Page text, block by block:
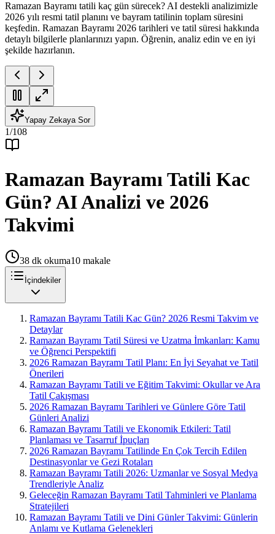
Ramazan Bayramı tatili kaç gün sürecek? AI destekli analizimizle
2026 yılı resmi tatil planını ve bayram tatilinin toplam süresini
keşfedin. Ramazan Bayramı 2026 tarihleri ve tatil süresi hakkında
detaylı bilgilerle planlarınızı yapın. Öğrenin, analiz edin ve en iyi
şekilde hazırlanın.
Yapay Zekaya Sor
1/108
Ramazan Bayramı Tatili Kac
Gün? AI Analizi ve 2026
Takvimi
38 dk okuma10 makale
İçindekiler
Ramazan Bayramı Tatili Kac Gün? 2026 Resmi Takvim ve
Detaylar
Ramazan Bayramı Tatil Süresi ve Uzatma İmkanları: Kamu
ve Öğrenci Perspektifi
2026 Ramazan Bayramı Tatil Planı: En İyi Seyahat ve Tatil
Önerileri
Ramazan Bayramı Tatili ve Eğitim Takvimi: Okullar ve Ara
Tatil Çakışması
2026 Ramazan Bayramı Tarihleri ve Günlere Göre Tatil
Günleri Analizi
Ramazan Bayramı Tatili ve Ekonomik Etkileri: Tatil
Planlaması ve Tasarruf İpuçları
2026 Ramazan Bayramı Tatilinde En Çok Tercih Edilen
Destinasyonlar ve Gezi Rotaları
Ramazan Bayramı Tatili 2026: Uzmanlar ve Sosyal Medya
Trendleriyle Analiz
Geleceğin Ramazan Bayramı Tatil Tahminleri ve Planlama
Stratejileri
Ramazan Bayramı Tatili ve Dini Günler Takvimi: Günlerin
Anlamı ve Kutlama Gelenekleri